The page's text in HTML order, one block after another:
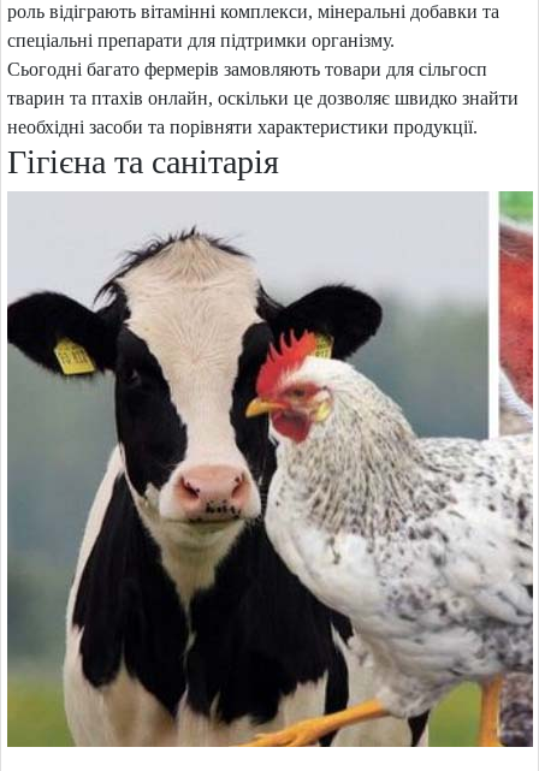
роль відіграють вітамінні комплекси, мінеральні добавки та
спеціальні препарати для підтримки організму.
Сьогодні багато фермерів замовляють товари для сільгосп
тварин та птахів онлайн, оскільки це дозволяє швидко знайти
необхідні засоби та порівняти характеристики продукції.
Гігієна та санітарія